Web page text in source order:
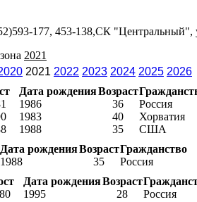
177, 453-138,СК "Центральный",
2021
2021 2022 2023 2024 2025 2026
Дата рожденияВозраст
1986 36
Россия
1983 40
Хорватия
1988 35
США
Дата рожденияВозрастГражданство
1988 35
Россия
Дата рожденияВозраст
1995 28
Россия